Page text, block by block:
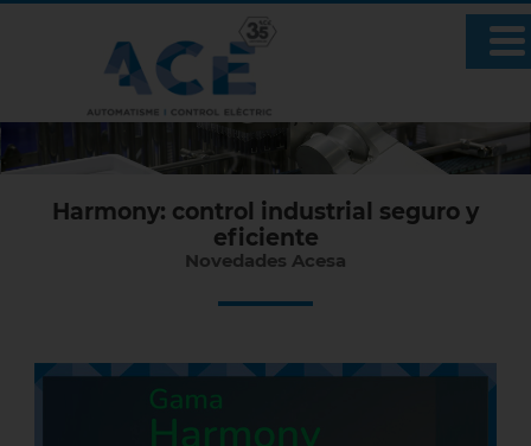
Harmony: control industrial seguro y
eficiente
Novedades Acesa